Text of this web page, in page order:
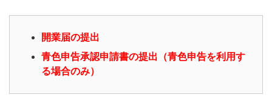
開業届の提出
青色申告承認申請書の提出（青色申告を利用す
る場合のみ）